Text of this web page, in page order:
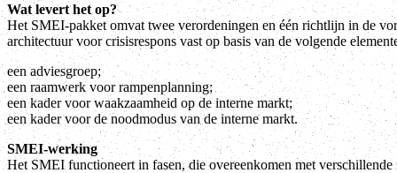
Wat levert het op?
Het SMEI-pakket omvat twee verordeningen en één richtlijn in de
architectuur voor crisisrespons vast op basis van de volgende
een adviesgroep;
een raamwerk voor rampenplanning;
een kader voor waakzaamheid op de interne markt;
een kader voor de noodmodus van de interne markt.
SMEI-werking
Het SMEI functioneert in fasen, die overeenkomen met